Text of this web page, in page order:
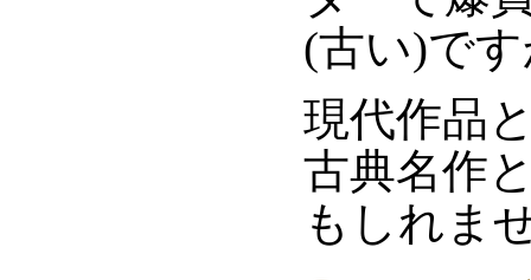
(古い)で
現代作品
古典名作
もしれま